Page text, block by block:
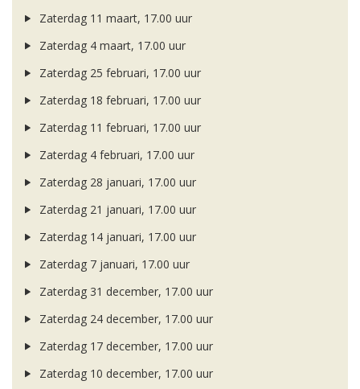
Zaterdag 11 maart, 17.00 uur
Zaterdag 4 maart, 17.00 uur
Zaterdag 25 februari, 17.00 uur
Zaterdag 18 februari, 17.00 uur
Zaterdag 11 februari, 17.00 uur
Zaterdag 4 februari, 17.00 uur
Zaterdag 28 januari, 17.00 uur
Zaterdag 21 januari, 17.00 uur
Zaterdag 14 januari, 17.00 uur
Zaterdag 7 januari, 17.00 uur
Zaterdag 31 december, 17.00 uur
Zaterdag 24 december, 17.00 uur
Zaterdag 17 december, 17.00 uur
Zaterdag 10 december, 17.00 uur